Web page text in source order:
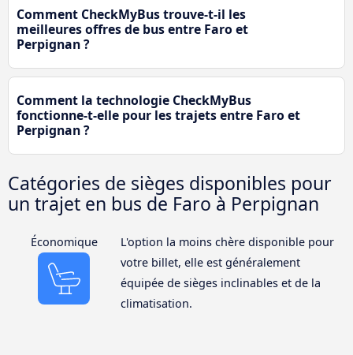
Comment CheckMyBus trouve-t-il les
meilleures offres de bus entre Faro et
Perpignan ?
Comment la technologie CheckMyBus
fonctionne-t-elle pour les trajets entre Faro et
Perpignan ?
Catégories de sièges disponibles pour
un trajet en bus de Faro à Perpignan
Économique
L'option la moins chère disponible pour
votre billet, elle est généralement
équipée de sièges inclinables et de la
climatisation.